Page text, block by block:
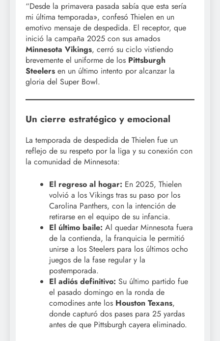
“Desde la primavera pasada sabía que esta sería
mi última temporada», confesó Thielen en un
emotivo mensaje de despedida. El receptor, que
inició la campaña 2025 con sus amados
Minnesota Vikings, cerró su ciclo vistiendo
brevemente el uniforme de los Pittsburgh
Steelers en un último intento por alcanzar la
gloria del Super Bowl.
Un cierre estratégico y emocional
La temporada de despedida de Thielen fue un
reflejo de su respeto por la liga y su conexión con
la comunidad de Minnesota:
El regreso al hogar: En 2025, Thielen
volvió a los Vikings tras su paso por los
Carolina Panthers, con la intención de
retirarse en el equipo de su infancia.
El último baile: Al quedar Minnesota fuera
de la contienda, la franquicia le permitió
unirse a los Steelers para los últimos ocho
juegos de la fase regular y la
postemporada.
El adiós definitivo: Su último partido fue
el pasado domingo en la ronda de
comodines ante los Houston Texans,
donde capturó dos pases para 25 yardas
antes de que Pittsburgh cayera eliminado.